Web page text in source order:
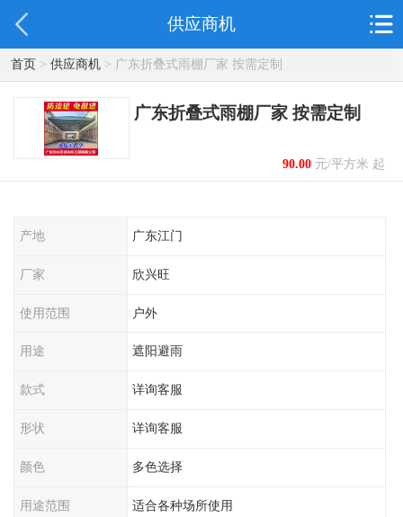
供应商机
首页> 供应商机> 广东折叠式雨棚厂家 按需定制
广东折叠式雨棚厂家 按需定制
90.00元/平方米 起
产地 广东江门
厂家 欣兴旺
使用范围 户外
用途 遮阳避雨
款式 详询客服
形状 详询客服
颜色 多色选择
用途范围 适合各种场所使用